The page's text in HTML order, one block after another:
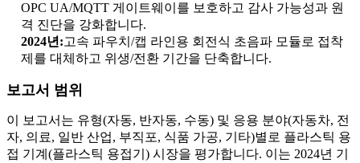
OPC UA/MQTT 게이트웨이를 보호하고 감사 가능성과 원
격 진단을 강화합니다.
2024년:고속 파우치/캡 라인용 회전식 초음파 모듈로 접착
제를 대체하고 위생/전환 기간을 단축합니다.
보고서 범위
이 보고서는 유형(자동, 반자동, 수동) 및 응용 분야(자동차, 전
자, 의료, 일반 산업, 부직포, 식품 가공, 기타)별로 플라스틱 용
접 기계(플라스틱 용접기) 시장을 평가합니다. 이는 2024년 기